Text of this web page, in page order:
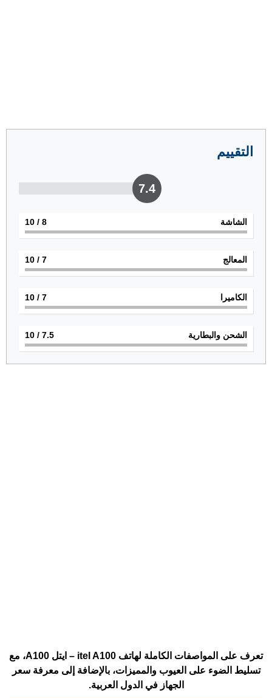
التقييم
7.4
الشاشة 8
/ 10
المعالج 7
/ 10
الكاميرا 7
/ 10
الشحن والبطارية 7.5
/ 10
تعرف على المواصفات الكاملة لهاتف itel A100 – ايتل A100، مع
تسليط الضوء على العيوب والمميزات، بالإضافة إلى معرفة سعر
الجهاز في الدول العربية.